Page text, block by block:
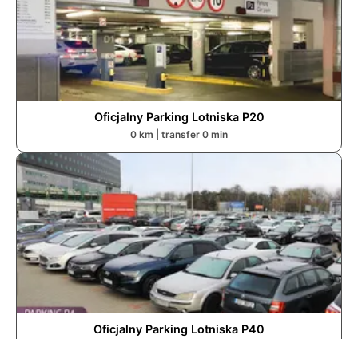
Oficjalny Parking Lotniska P20
0 km | transfer 0 min
Oficjalny Parking Lotniska P40